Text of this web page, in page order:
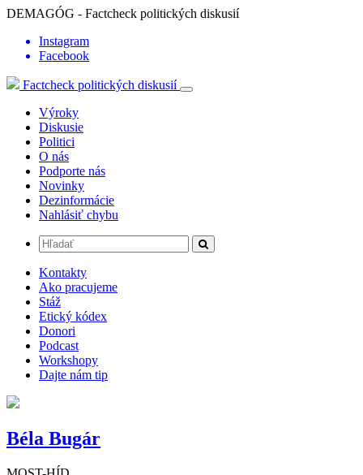
DEMAGÓG - Factcheck politických diskusií
Instagram
Facebook
Factcheck politických diskusií
Výroky
Diskusie
Politici
O nás
Podporte nás
Novinky
Dezinformácie
Nahlásiť chybu
Kontakty
Ako pracujeme
Stáž
Etický kódex
Donori
Podcast
Workshopy
Dajte nám tip
Béla Bugár